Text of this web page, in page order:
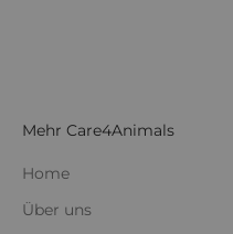
Mehr Care4Animals
Home
Über uns